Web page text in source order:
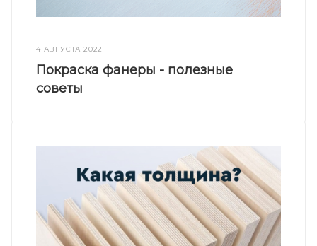
4 АВГУСТА 2022
Покраска фанеры - полезные
советы